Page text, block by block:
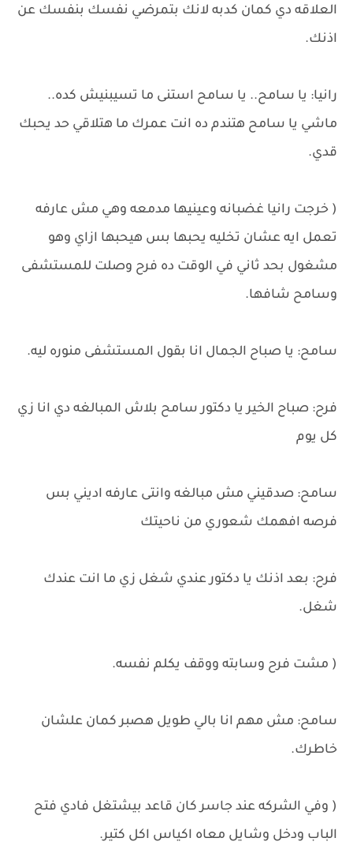
العلاقه دي كمان كدبه لانك بتمرضي نفسك بنفسك عن
اذنك.
رانيا: يا سامح.. يا سامح استنى ما تسيبنيش كده..
ماشي يا سامح هتندم ده انت عمرك ما هتلاقي حد يحبك
قدي.
( خرجت رانيا غضبانه وعينيها مدمعه وهي مش عارفه
تعمل ايه عشان تخليه يحبها بس هيحبها ازاي وهو
مشغول بحد ثاني في الوقت ده فرح وصلت للمستشفى
وسامح شافها.
سامح: يا صباح الجمال انا بقول المستشفى منوره ليه.
فرح: صباح الخير يا دكتور سامح بلاش المبالغه دي انا زي
كل يوم
سامح: صدقيني مش مبالغه وانتى عارفه اديني بس
فرصه افهمك شعوري من ناحيتك
فرح: بعد اذنك يا دكتور عندي شغل زي ما انت عندك
شغل.
( مشت فرح وسابته ووقف يكلم نفسه.
سامح: مش مهم انا بالي طويل هصبر كمان علشان
خاطرك.
( وفي الشركه عند جاسر كان قاعد بيشتغل فادي فتح
الباب ودخل وشايل معاه اكياس اكل كتير.